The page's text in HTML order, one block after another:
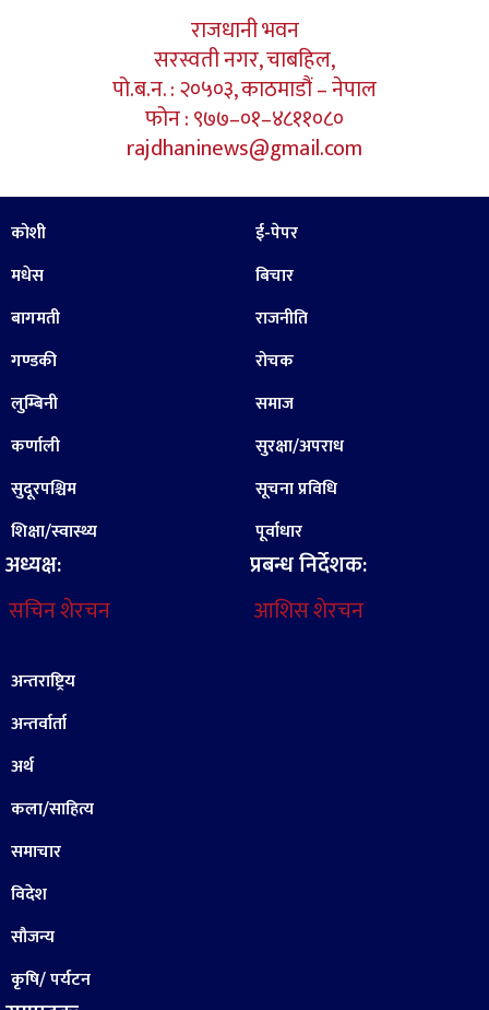
राजधानी भवन
सरस्वती नगर, चाबहिल,
पो.ब.न. : २०५०३, काठमाडौं – नेपाल
फोन : ९७७–०१–४८११०८०
rajdhaninews@gmail.com
कोशी
मधेस
बागमती
गण्डकी
लुम्बिनी
कर्णाली
सुदूरपश्चिम
शिक्षा/स्वास्थ्य
अध्यक्ष:
सचिन शेरचन
ई-पेपर
बिचार
राजनीति
रोचक
समाज
सुरक्षा/अपराध
सूचना प्रविधि
पूर्वाधार
प्रबन्ध निर्देशक:
आशिस शेरचन
अन्तराष्ट्रिय
अन्तर्वार्ता
अर्थ
कला/साहित्य
समाचार
विदेश
सौजन्य
कृषि/ पर्यटन